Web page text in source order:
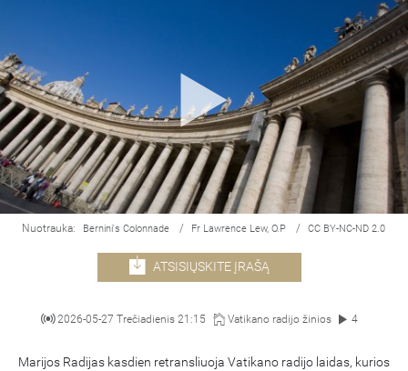
Nuotrauka: Bernini's Colonnade / Fr Lawrence Lew, O.P / CC BY-NC-ND 2.0
ATSISIŲSKITE ĮRAŠĄ
2026-05-27 Trečiadienis 21:15 Vatikano radijo žinios 4
Marijos Radijas kasdien retransliuoja Vatikano radijo laidas, kurios